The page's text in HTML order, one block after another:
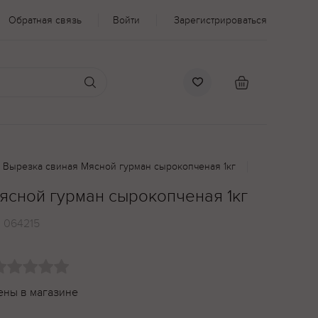
Обратная связь Войти Зарегистрироваться
Вырезка свиная Мясной гурман сырокопченая 1кг
гурман сырокопченая 1кг
064215
в магазине